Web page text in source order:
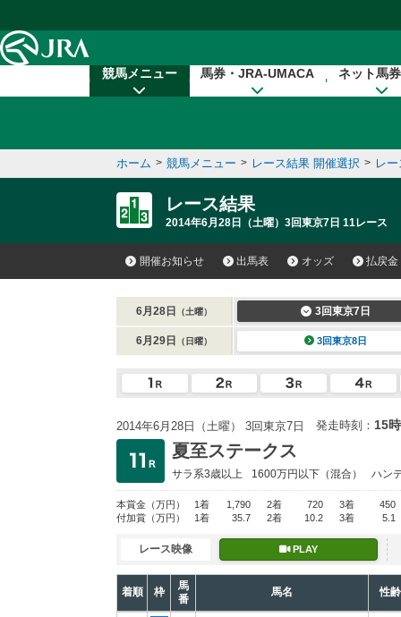
競馬メニュー 馬券・JRA-UMACA ネット馬
ホーム > 競馬メニュー > レース結果 開催選択 > レ
レース結果
2014年6月28日（土曜）3回東京7日 11レース
開催お知らせ 出馬表 オッズ 払戻金
6月28日 （土曜） 3回東京7日
6月29日 （日曜） 3回東京8日
2014年6月28日（土曜） 3回東京7日 発走時刻： 15
夏至ステークス
サラ系3歳以上 1600万円以下 （混合） ハン
本賞金 （万円） 1着 1,790 2着 720 3着
450
付加賞 （万円） 1着 35.7 2着 10.2 3着 5.1
レース映像 PLAY
着順 枠
馬
番
馬名 性齢